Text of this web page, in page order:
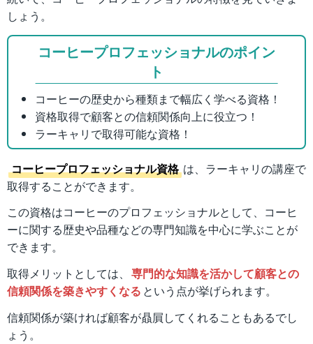
しょう。
コーヒープロフェッショナルのポイン
ト
コーヒーの歴史から種類まで幅広く学べる資格！
資格取得で顧客との信頼関係向上に役立つ！
ラーキャリで取得可能な資格！
コーヒープロフェッショナル資格 は、ラーキャリの講座で
取得することができます。
この資格はコーヒーのプロフェッショナルとして、コーヒ
ーに関する歴史や品種などの専門知識を中心に学ぶことが
できます。
取得メリットとしては、 専門的な知識を活かして顧客との
信頼関係を築きやすくなる という点が挙げられます。
信頼関係が築ければ顧客が贔屓してくれることもあるでし
ょう。